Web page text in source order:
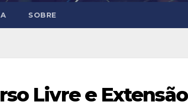
SOBRE
Livre e Extensão